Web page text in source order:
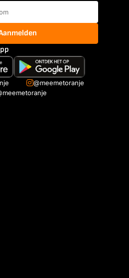
@meemetoranje